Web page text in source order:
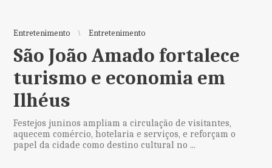
Entretenimento Entretenimento
São João Amado fortalece
turismo e economia em
Ilhéus
Festejos juninos ampliam a circulação de visitantes,
aquecem comércio, hotelaria e serviços, e reforçam o
papel da cidade como destino cultural no ...